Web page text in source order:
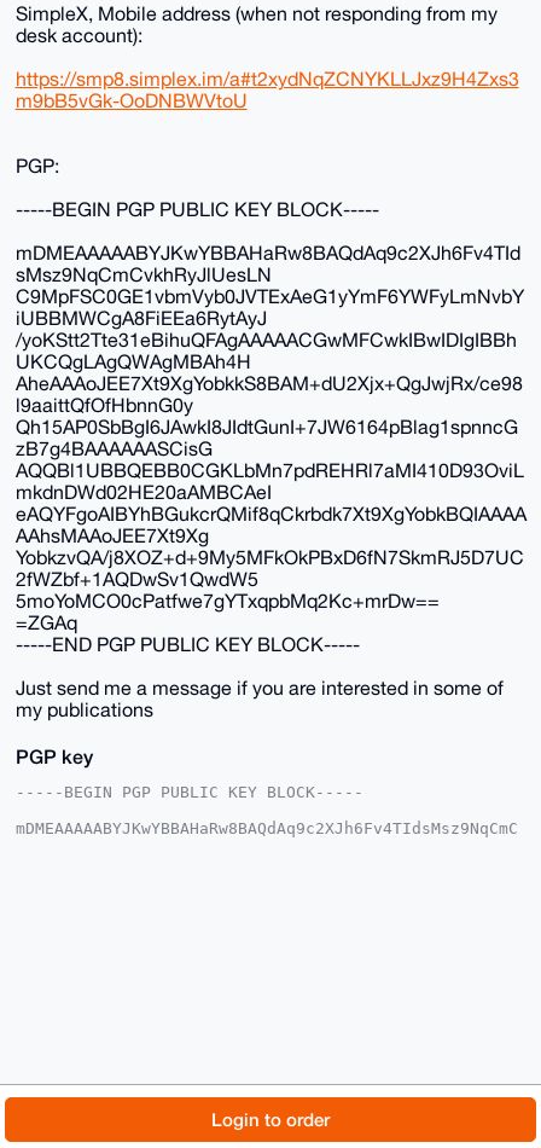
Login to order
SimpleX, Mobile address (when not responding from my
desk account):
https://smp8.simplex.im/a#t2xydNqZCNYKLLJxz9H4Zxs3
m9bB5vGk-OoDNBWVtoU
PGP:
-----BEGIN PGP PUBLIC KEY BLOCK-----
mDMEAAAAABYJKwYBBAHaRw8BAQdAq9c2XJh6Fv4TId
sMsz9NqCmCvkhRyJlUesLN
C9MpFSC0GE1vbmVyb0JVTExAeG1yYmF6YWFyLmNvbY
iUBBMWCgA8FiEEa6RytAyJ
/yoKStt2Tte31eBihuQFAgAAAAACGwMFCwkIBwIDIgIBBh
UKCQgLAgQWAgMBAh4H
AheAAAoJEE7Xt9XgYobkkS8BAM+dU2Xjx+QgJwjRx/ce98
l9aaittQfOfHbnnG0y
Qh15AP0SbBgI6JAwkI8JIdtGunI+7JW6164pBlag1spnncG
zB7g4BAAAAAASCisG
AQQBl1UBBQEBB0CGKLbMn7pdREHRl7aMI410D93OviL
mkdnDWd02HE20aAMBCAeI
eAQYFgoAIBYhBGukcrQMif8qCkrbdk7Xt9XgYobkBQIAAAA
AAhsMAAoJEE7Xt9Xg
YobkzvQA/j8XOZ+d+9My5MFkOkPBxD6fN7SkmRJ5D7UC
2fWZbf+1AQDwSv1QwdW5
5moYoMCO0cPatfwe7gYTxqpbMq2Kc+mrDw==
=ZGAq
-----END PGP PUBLIC KEY BLOCK-----
Just send me a message if you are interested in some of
my publications
PGP key
-----BEGIN PGP PUBLIC KEY BLOCK-----
mDMEAAAAABYJKwYBBAHaRw8BAQdAq9c2XJh6Fv4TIdsMsz9NqCmC
YobkzvQA/j8XOZ+d+9My5MFkOkPBxD6fN7SkmRJ5D7UC2fWZbf+1
AQDwSv1QwdW5
5moYoMCO0cPatfwe7gYTxqpbMq2Kc+mrDw==
About FAQ
Changelog
Terms Dark mode